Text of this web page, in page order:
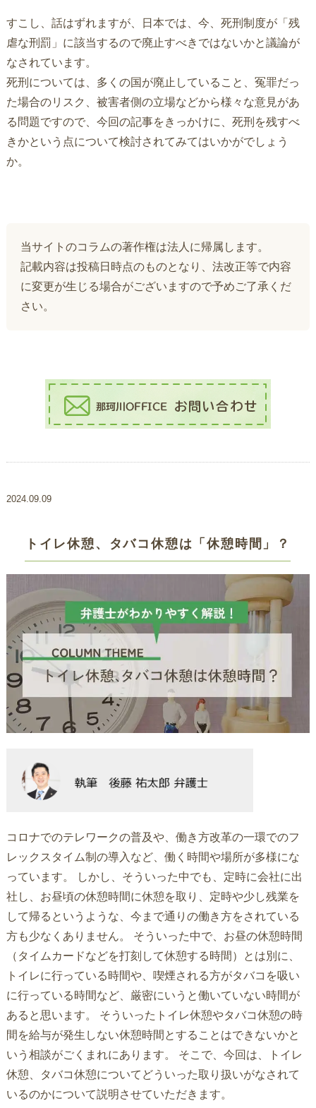
すこし、話はずれますが、日本では、今、死刑制度が「残
虐な刑罰」に該当するので廃止すべきではないかと議論が
なされています。
死刑については、多くの国が廃止していること、冤罪だっ
た場合のリスク、被害者側の立場などから様々な意見があ
る問題ですので、今回の記事をきっかけに、死刑を残すべ
きかという点について検討されてみてはいかがでしょう
か。
当サイトのコラムの著作権は法人に帰属します。
記載内容は投稿日時点のものとなり、法改正等で内容
に変更が生じる場合がございますので予めご了承くだ
さい。
2024.09.09
トイレ休憩、タバコ休憩は「休憩時間」？
コロナでのテレワークの普及や、働き方改革の一環でのフ
レックスタイム制の導入など、働く時間や場所が多様にな
っています。 しかし、そういった中でも、定時に会社に出
社し、お昼頃の休憩時間に休憩を取り、定時や少し残業を
して帰るというような、今まで通りの働き方をされている
方も少なくありません。 そういった中で、お昼の休憩時間
（タイムカードなどを打刻して休憩する時間）とは別に、
トイレに行っている時間や、喫煙される方がタバコを吸い
に行っている時間など、厳密にいうと働いていない時間が
あると思います。 そういったトイレ休憩やタバコ休憩の時
間を給与が発生しない休憩時間とすることはできないかと
いう相談がごくまれにあります。 そこで、今回は、トイレ
休憩、タバコ休憩についてどういった取り扱いがなされて
いるのかについて説明させていただきます。